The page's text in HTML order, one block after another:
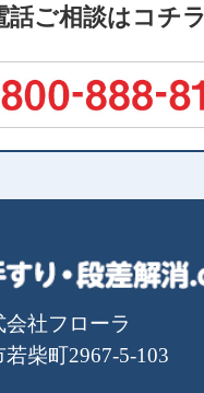
話ご相談はコチ
社フローラ
柴町2967-5-103